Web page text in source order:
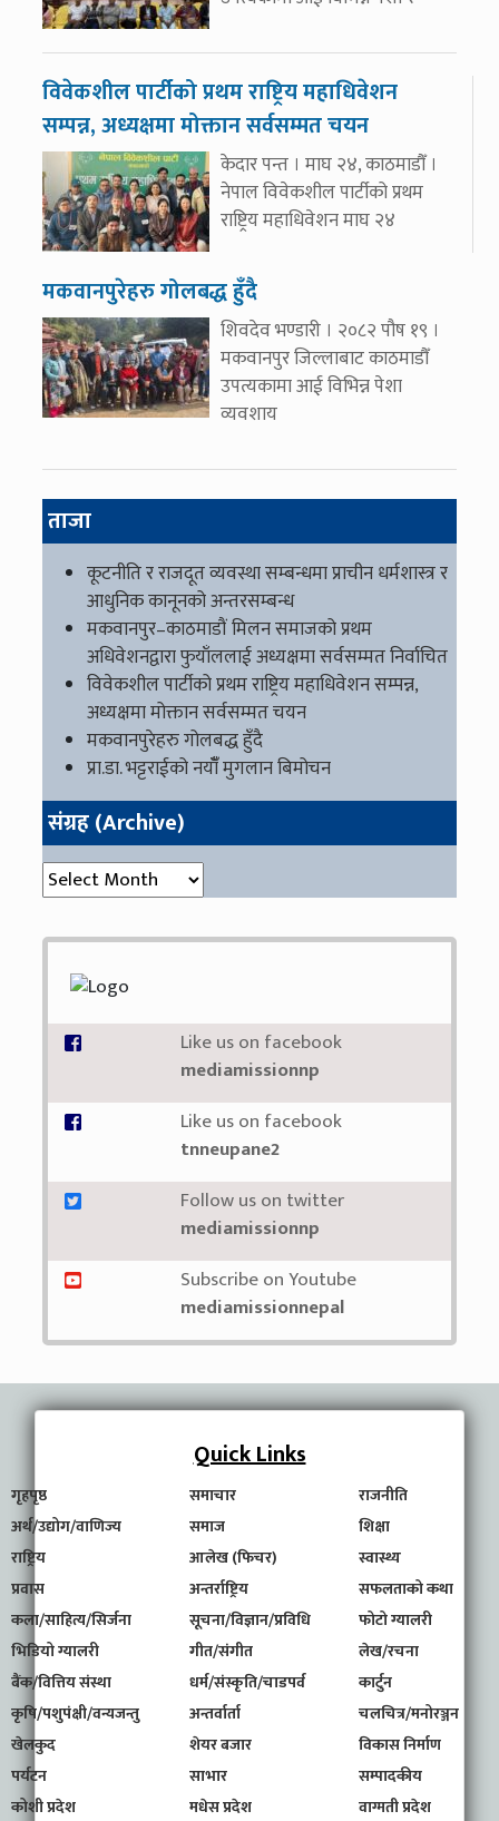
विवेकशील पार्टीको प्रथम राष्ट्रिय महाधिवेशन
सम्पन्न, अध्यक्षमा मोक्तान सर्वसम्मत चयन
केदार पन्त । माघ २४, काठमाडौँ ।
नेपाल विवेकशील पार्टीको प्रथम
राष्ट्रिय महाधिवेशन माघ २४
मकवानपुरेहरु गोलबद्ध हुँदै
शिवदेव भण्डारी । २०८२ पौष १९ ।
मकवानपुर जिल्लाबाट काठमाडौँ
उपत्यकामा आई विभिन्न पेशा
व्यवशाय
ताजा
कूटनीति र राजदूत व्यवस्था सम्बन्धमा प्राचीन धर्मशास्त्र र
आधुनिक कानूनको अन्तरसम्बन्ध
मकवानपुर–काठमाडौं मिलन समाजको प्रथम
अधिवेशनद्वारा फुयाँललाई अध्यक्षमा सर्वसम्मत निर्वाचित
विवेकशील पार्टीको प्रथम राष्ट्रिय महाधिवेशन सम्पन्न,
अध्यक्षमा मोक्तान सर्वसम्मत चयन
मकवानपुरेहरु गोलबद्ध हुँदै
प्रा.डा. भट्टराईको नयाँँ मुगलान बिमोचन
संग्रह (Archive)
संग्रह (Archive)
Like us on facebook
mediamissionnp
Like us on facebook
tnneupane2
Follow us on twitter
mediamissionnp
Subscribe on Youtube
mediamissionnepal
Quick Links
गृहपृष्ठ समाचार
राजनीति
अर्थ/उद्योग/वाणिज्य
समाज
शिक्षा
राष्ट्रिय
आलेख (फिचर)
स्वास्थ्य
प्रवास
अन्तर्राष्ट्रिय
सफलताको कथा
कला/साहित्य/सिर्जना
सूचना/विज्ञान/प्रविधि
फोटो ग्यालरी
भिडियो ग्यालरी
गीत/संगीत
लेख/रचना
बैंक/वित्तिय संस्था
धर्म/संस्कृति/चाडपर्व
कार्टुन
कृषि/पशुपंक्षी/वन्यजन्तु
अन्तर्वार्ता
चलचित्र/मनोरञ्जन
खेलकुद
शेयर बजार
विकास निर्माण
पर्यटन
साभार
सम्पादकीय
कोशी प्रदेश
मधेस प्रदेश
वाग्मती प्रदेश